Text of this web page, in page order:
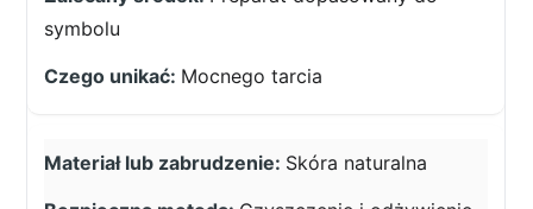
symbolu
Mocnego tarcia
Skóra naturalna